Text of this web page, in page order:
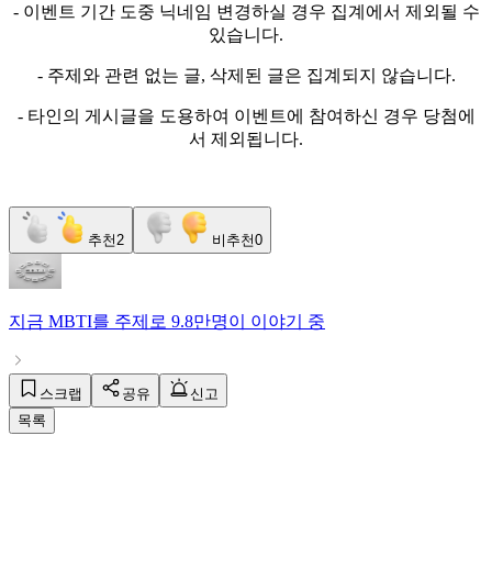
- 이벤트 기간 도중 닉네임 변경하실 경우 집계에서 제외될 수
있습니다.
- 주제와 관련 없는 글, 삭제된 글은 집계되지 않습니다.
- 타인의 게시글을 도용하여 이벤트에 참여하신 경우 당첨에
서 제외됩니다.
추천 2 비추천0
지금 MBTI를 주제로 9.8만명이 이야기 중
스크랩 공유
신고
목록